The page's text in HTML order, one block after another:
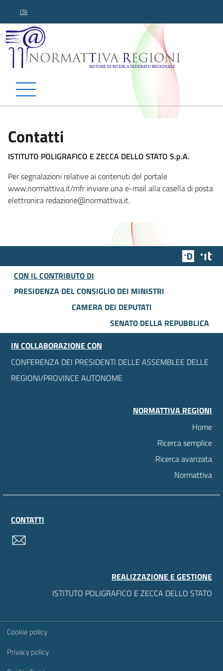
ITA
Normattiva Regioni -
Contatti
ISTITUTO POLIGRAFICO E ZECCA DELLO STATO S.p.A.
Per segnalazioni relative ai contenuti del portale
www.normattiva.it/mfr inviare una e-mail alla casella di posta
elettronica redazione@normattiva.it.
Team
CON IL CONTRIBUTO DI
PRESIDENZA DEL CONSIGLIO DEI MINISTRI
CAMERA DEI DEPUTATI
SENATO DELLA REPUBBLICA
IN COLLABORAZIONE CON
CONFERENZA DEI PRESIDENTI DELLE ASSEMBLEE DELLE
REGIONI/PROVINCE AUTONOME
NORMATTIVA REGIONI
Home
Ricerca semplice
Ricerca avanzata
Normattiva
CONTATTI
REALIZZAZIONE E GESTIONE
ISTITUTO POLIGRAFICO E ZECCA DELLO STATO
Sezione Link Utili
Cookie policy
Privacy policy